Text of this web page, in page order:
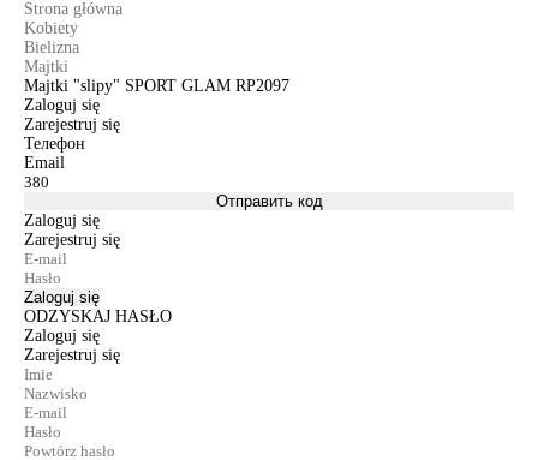
Strona główna
Kobiety
Bielizna
Majtki
Majtki "slipy" SPORT GLAM RP2097
Zaloguj się
Zarejestruj się
Телефон
Email
Отправить код
Zaloguj się
Zarejestruj się
Zaloguj się
ODZYSKAJ HASŁO
Zaloguj się
Zarejestruj się